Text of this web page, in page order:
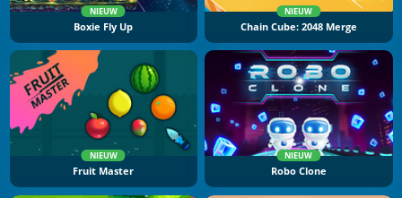
NIEUW
Boxie Fly Up
NIEUW
Chain Cube: 2048 Merge
NIEUW
Fruit Master
NIEUW
Robo Clone